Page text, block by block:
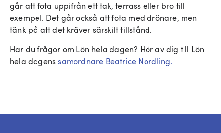
går att fota uppifrån ett tak, terrass eller bro till
exempel. Det går också att fota med drönare, men
tänk på att det kräver särskilt tillstånd.
Har du frågor om Lön hela dagen? Hör av dig till Lön
hela dagenssamordnare Beatrice Nordling.